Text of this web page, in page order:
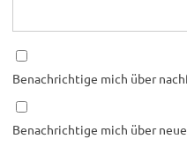
Benachrichtige mich über
Benachrichtige mich über